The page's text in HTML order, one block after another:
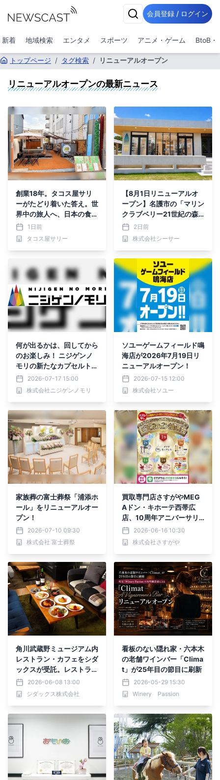
会員登録 / ログイン
新着 地域検索 エンタメ スポーツ アニメ・ゲーム BtoB・
トップページ / タグ検索 / リニューアルオープン
リニューアルオープンの最新ニュース
創業18年。タコス屋サリ
ーがたどり着いた答え。世
界中の旅人へ、日本の食材
を。 Born in Mexico. Rei
magined in Nara.
1日前
タコス屋サリー
【8月1日リニューアルオ
ープン】名護市の「マリン
クラブベリー21世紀の森
ビーチ店」が店舗拡張を完
了。
2日前
株式会社シーサー
何が出るかは、回してから
のお楽しみ！ ニジゲンノ
モリの新たなカプセルトイ
スポット 「ニジガチャノ
モリ」7月18日（土）リニ
ューアルオープン！
2026-07-17 15:00
株式会社ニジゲンノモリ
ソユーゲームフィールド鳴
海店が2026年7月19日リ
ニューアルオープン！
2026-07-15 12:00
株式会社ソユー
家族葬の富士葬祭「浦添ホ
ール」をリニューアルオー
プン！
2026-07-10 09:30
株式会社 富士葬祭
買取専門店さすがやMEG
Aドン・キホーテ西帯広
店、10周年アニバーサリ
ー リニューアルOPEN記念
イベントを開催
2026-06-16 10:30
株式会社さすがや
角川武蔵野ミュージアム内
レストラン・カフェをシダ
ックスが受託。レストラン
はリニューアルオープン
2026-06-08 13:00
シダックス株式会社
看板のない隠れ家・六本木
の老舗ワインバー「Clima
t」が25年目の節目に刷新
2026-05-29 15:30
Winery Passion